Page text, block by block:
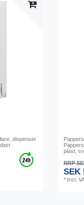
dispenser
plast,
RRP
SEK
* Incl.